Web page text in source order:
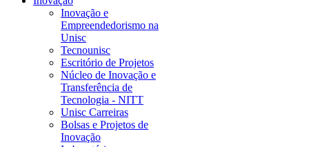
Inovação e
Empreendedorismo na
Unisc
Tecnounisc
Escritório de Projetos
Núcleo de Inovação e
Transferência de
Tecnologia - NITT
Unisc Carreiras
Bolsas e Projetos de
Inovação